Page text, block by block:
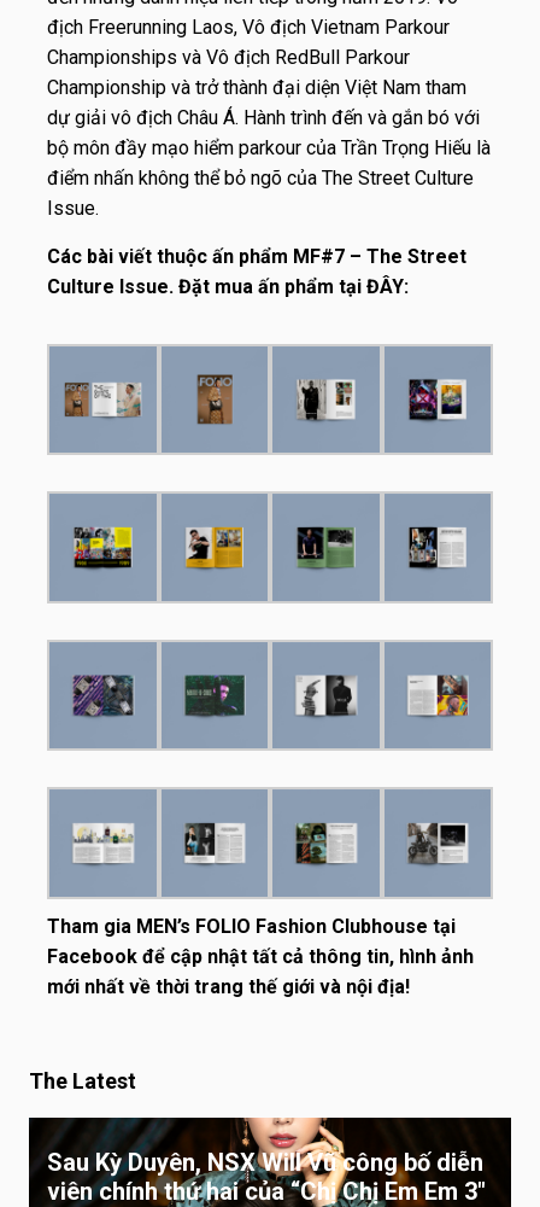
địch Freerunning Laos, Vô địch Vietnam Parkour
Championships và Vô địch RedBull Parkour
Championship và trở thành đại diện Việt Nam tham
dự giải vô địch Châu Á. Hành trình đến và gắn bó với
bộ môn đầy mạo hiểm parkour của Trần Trọng Hiếu là
điểm nhấn không thể bỏ ngõ của The Street Culture
Issue.
Các bài viết thuộc ấn phẩm MF#7 – The Street
Culture Issue. Đặt mua ấn phẩm tại ĐÂY:
Tham gia MEN’s FOLIO Fashion Clubhouse tại
Facebook để cập nhật tất cả thông tin, hình ảnh
mới nhất về thời trang thế giới và nội địa!
The Latest
Sau Kỳ Duyên, NSX Will Vũ công bố diễn
viên chính thứ hai của “Chị Chị Em Em 3″